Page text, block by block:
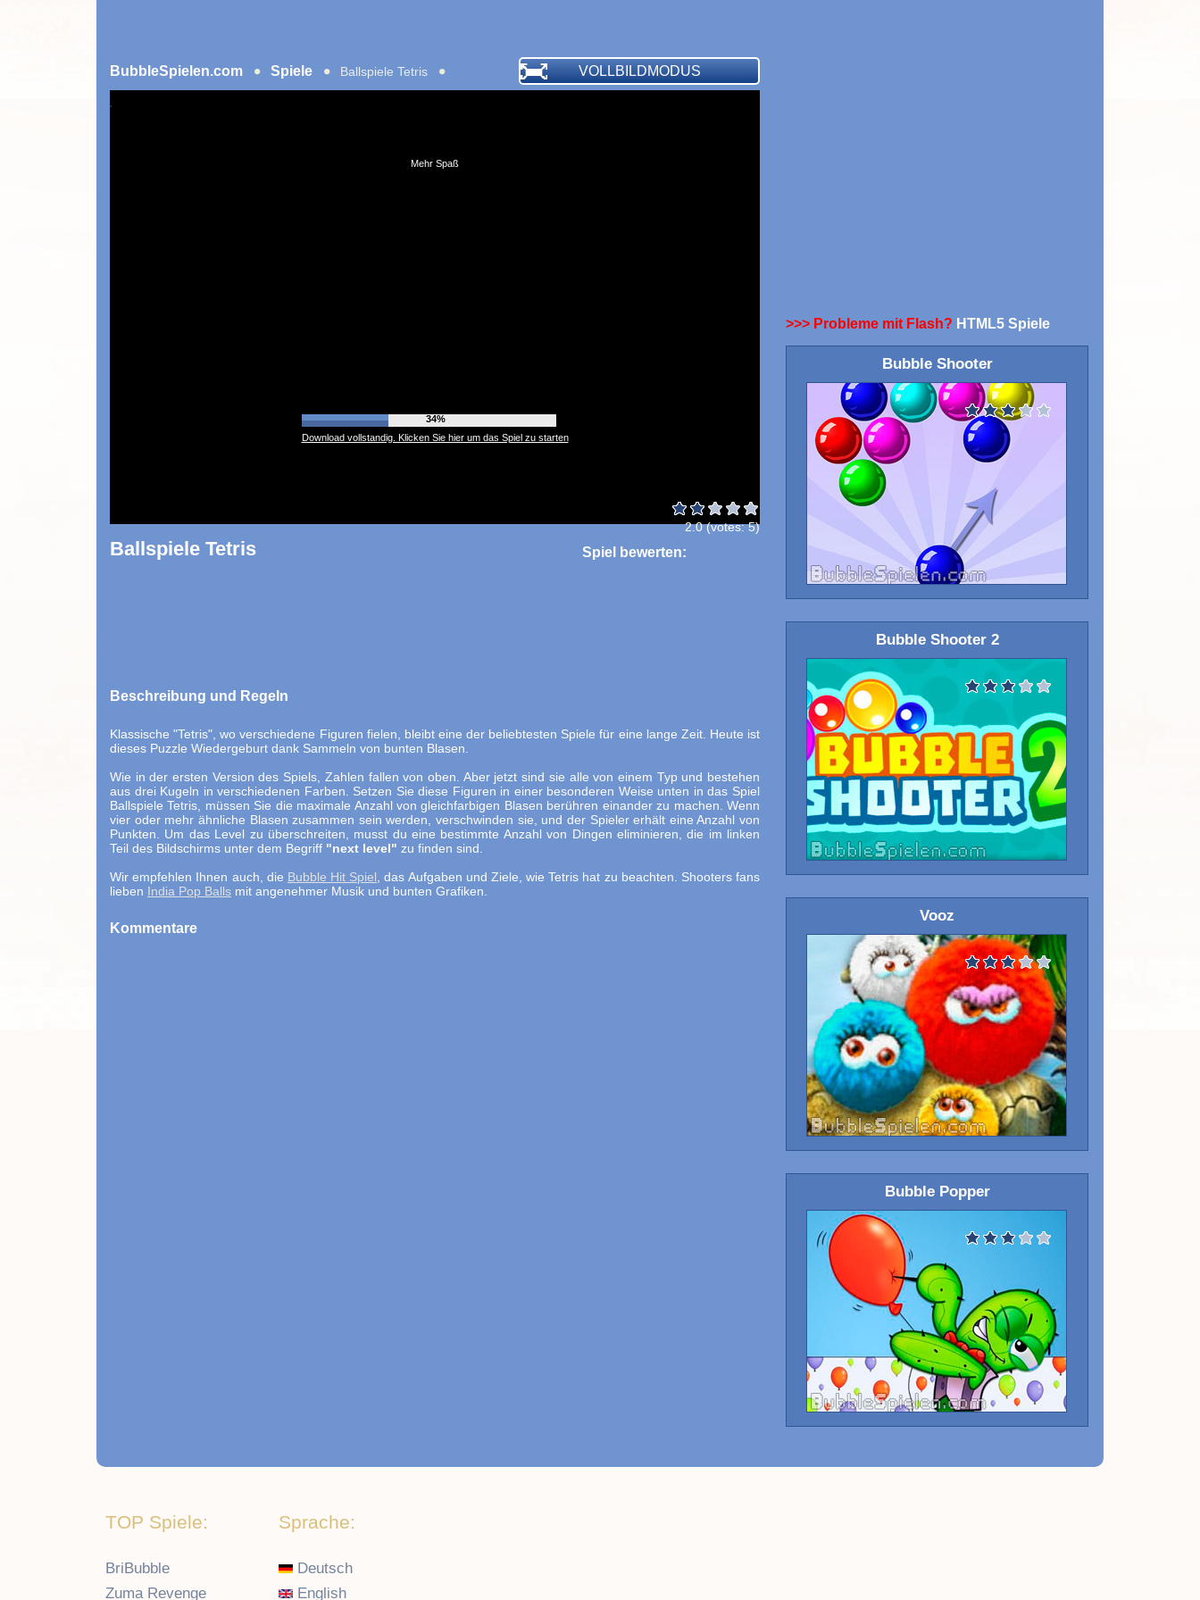
BubbleSpielen.com Spiele Ballspiele Tetris VOLLBILDMODUS
Mehr Spaß
38%
Download vollstandig. Klicken Sie hier um das Spiel zu starten
Ballspiele Tetris
2.0(votes:5)
Spiel bewerten:
Beschreibung und Regeln
Klassische "Tetris", wo verschiedene Figuren fielen, bleibt eine der beliebtesten Spiele für eine lange Zeit. Heute ist
dieses Puzzle Wiedergeburt dank Sammeln von bunten Blasen.
Wie in der ersten Version des Spiels, Zahlen fallen von oben. Aber jetzt sind sie alle von einem Typ und bestehen
aus drei Kugeln in verschiedenen Farben. Setzen Sie diese Figuren in einer besonderen Weise unten in das Spiel
Ballspiele Tetris, müssen Sie die maximale Anzahl von gleichfarbigen Blasen berühren einander zu machen. Wenn
vier oder mehr ähnliche Blasen zusammen sein werden, verschwinden sie, und der Spieler erhält eine Anzahl von
Punkten. Um das Level zu überschreiten, musst du eine bestimmte Anzahl von Dingen eliminieren, die im linken
Teil des Bildschirms unter dem Begriff "next level" zu finden sind.
Wir empfehlen Ihnen auch, die Bubble Hit Spiel , das Aufgaben und Ziele, wie Tetris hat zu beachten. Shooters fans
lieben India Pop Balls mit angenehmer Musik und bunten Grafiken.
Kommentare
>>> Probleme mit Flash? HTML5 Spiele
Bubble Shooter
Bubble Shooter 2
Vooz
Bubble Popper
TOP Spiele:
BriBubble
Zuma Revenge
Sprache:
Deutsch
English